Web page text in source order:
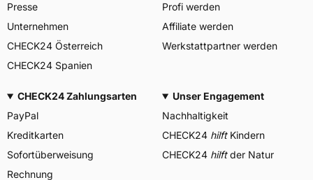
Presse
Unternehmen
CHECK24 Österreich
CHECK24 Spanien
Profi werden
Affiliate werden
Werkstattpartner werden
CHECK24 Zahlungsarten
PayPal
Kreditkarten
Sofortüberweisung
Rechnung
Unser Engagement
Nachhaltigkeit
CHECK24 hilftKindern
CHECK24 hilftder Natur